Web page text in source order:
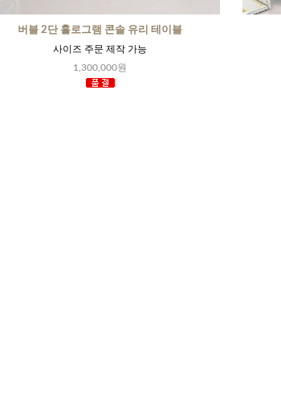
버블 2단 홀로그램 콘솔 유리 테이블
사이즈 주문 제작 가능
1,300,000원